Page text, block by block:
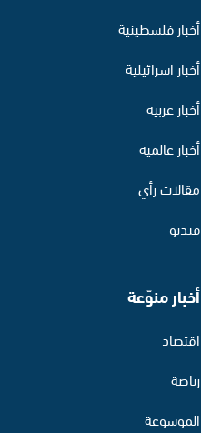
أخبار فلسطينية
أخبار اسرائيلية
أخبار عربية
أخبار عالمية
مقالات رأي
فيديو
أخبار منوّعة
اقتصاد
رياضة
الموسوعة